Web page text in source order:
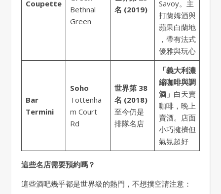
Coupette
Bethnal
Green
名 (2019)
Savoy。主
打蘭姆酒與
蘋果白蘭地
，帶有法式
優雅與玩心
Bar
Termini
Soho
Tottenha
m Court
Rd
世界第 38
名 (2018)
至今仍是
排隊名店
「義大利濃
縮咖啡與調
酒」 白天賣
咖啡，晚上
賣酒。店面
小巧擁擠但
氣氛超好
這些名店需要預約嗎？
這些酒吧幾乎都是世界級的熱門，不想撲空請注意：